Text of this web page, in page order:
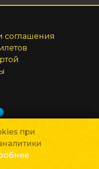
при
соглашения
©2018-